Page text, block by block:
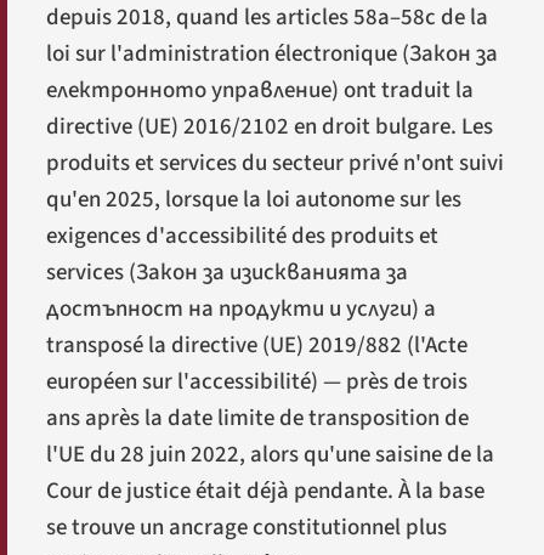
depuis 2018, quand les articles 58a–58c de la
loi sur l'administration électronique (Закон за
електронното управление) ont traduit la
directive (UE) 2016/2102 en droit bulgare. Les
produits et services du secteur privé n'ont suivi
qu'en 2025, lorsque la loi autonome sur les
exigences d'accessibilité des produits et
services (Закон за изискванията за
достъпност на продукти и услуги) a
transposé la directive (UE) 2019/882 (l'Acte
européen sur l'accessibilité) — près de trois
ans après la date limite de transposition de
l'UE du 28 juin 2022, alors qu'une saisine de la
Cour de justice était déjà pendante. À la base
se trouve un ancrage constitutionnel plus